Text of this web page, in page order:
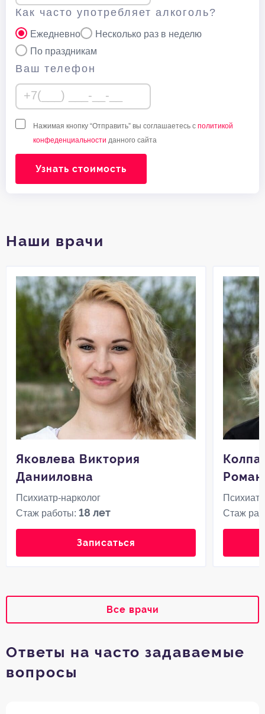
Как часто употребляет алкоголь?
Ежедневно
Несколько раз в неделю
По праздникам
Ваш телефон
Нажимая кнопку “Отправить” вы соглашаетесь с политикой
конфеденциальности данного сайта
Узнать стоимость
Наши врачи
Яковлева Виктория
Данииловна
Психиатр-нарколог
Стаж работы:18 лет
Записаться
Стаж
Все врачи
Ответы на часто задаваемые
вопросы